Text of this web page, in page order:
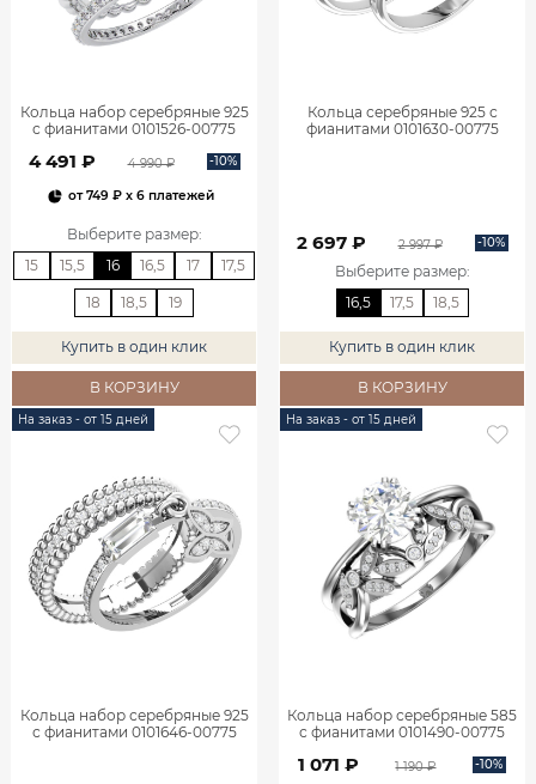
Кольца набор серебряные 925
с фианитами 0101526-00775
4 491 ₽ 4 990 ₽ -10%
от749 ₽ x 6 платежей
Выберите размер:
15
15,5 16 16,5 17 17,5
18 18,5 19
Купить в один клик
В КОРЗИНУ
Кольца серебряные 925 с
фианитами 0101630-00775
2 697 ₽ 2 997 ₽ -10%
Выберите размер:
16,5
17,5 18,5
Купить в один клик
В КОРЗИНУ
На заказ - от 15 дней
Кольца набор серебряные 925
с фианитами 0101646-00775
На заказ - от 15 дней
Кольца набор серебряные 585
с фианитами 0101490-00775
1 071 ₽ 1 190 ₽ -10%